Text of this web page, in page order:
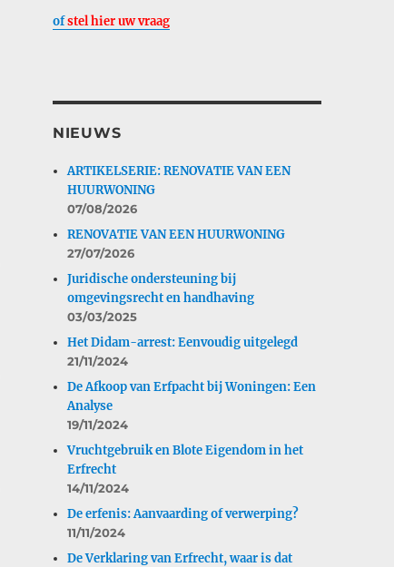
ofstel hier uw vraag
NIEUWS
ARTIKELSERIE: RENOVATIE VAN EEN
HUURWONING
07/08/2026
RENOVATIE VAN EEN HUURWONING
27/07/2026
Juridische ondersteuning bij
omgevingsrecht en handhaving
03/03/2025
Het Didam-arrest: Eenvoudig uitgelegd
21/11/2024
De Afkoop van Erfpacht bij Woningen: Een
Analyse
19/11/2024
Vruchtgebruik en Blote Eigendom in het
Erfrecht
14/11/2024
De erfenis: Aanvaarding of verwerping?
11/11/2024
De Verklaring van Erfrecht, waar is dat